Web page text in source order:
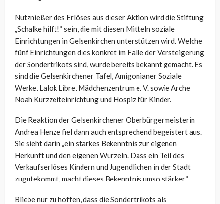
Nutznießer des Erlöses aus dieser Aktion wird die Stiftung
„Schalke hilft!“ sein, die mit diesen Mitteln soziale
Einrichtungen in Gelsenkirchen unterstützen wird. Welche
fünf Einrichtungen dies konkret im Falle der Versteigerung
der Sondertrikots sind, wurde bereits bekannt gemacht. Es
sind die Gelsenkirchener Tafel, Amigonianer Soziale
Werke, Lalok Libre, Mädchenzentrum e. V. sowie Arche
Noah Kurzzeiteinrichtung und Hospiz für Kinder.
Die Reaktion der Gelsenkirchener Oberbürgermeisterin
Andrea Henze fiel dann auch entsprechend begeistert aus.
Sie sieht darin „ein starkes Bekenntnis zur eigenen
Herkunft und den eigenen Wurzeln. Dass ein Teil des
Verkaufserlöses Kindern und Jugendlichen in der Stadt
zugutekommt, macht dieses Bekenntnis umso stärker.“
Bliebe nur zu hoffen, dass die Sondertrikots als